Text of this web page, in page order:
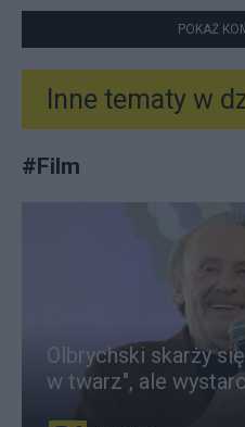
POKAŻ
Inne tematy w
#Film
Olbrychski skarży
w twarz", ale